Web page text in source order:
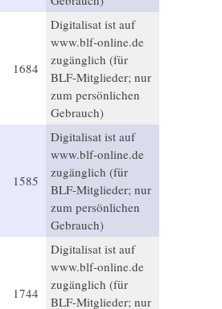
1684
Digitalisat ist auf
www.blf-online.de
zugänglich (für
BLF-Mitglieder; nur
zum persönlichen
Gebrauch)
1585
Digitalisat ist auf
www.blf-online.de
zugänglich (für
BLF-Mitglieder; nur
zum persönlichen
Gebrauch)
1744
Digitalisat ist auf
www.blf-online.de
zugänglich (für
BLF-Mitglieder; nur